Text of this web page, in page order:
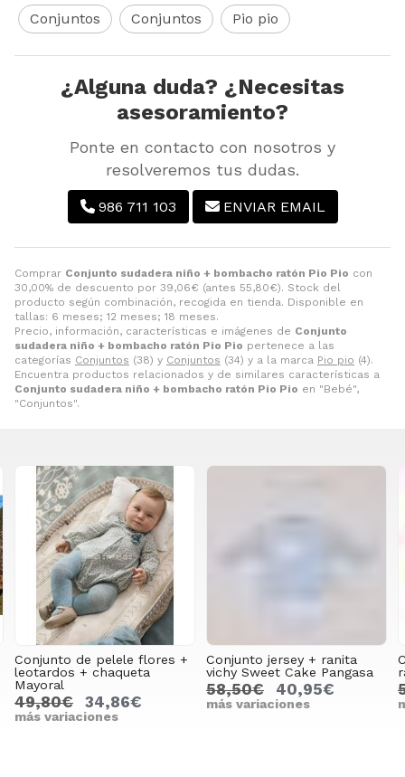
Comprar Conjunto sudadera niño + bombacho ratón Pio Pio con
30,00% de descuento por 39,06€ (antes 55,80€). Stock del
producto según combinación, recogida en tienda. Disponible en
tallas: 6 meses; 12 meses; 18 meses.
Precio, información, características e imágenes de Conjunto
sudadera niño + bombacho ratón Pio Pio pertenece a las
categorías Conjuntos (38) y Conjuntos (34) y a la marca Pio pio (4).
Encuentra productos relacionados y de similares características a
Conjunto sudadera niño + bombacho ratón Pio Pio en "Bebé",
"Conjuntos".
Conjuntos
Conjuntos Pio pio
¿Alguna duda? ¿Necesitas
asesoramiento?
Ponte en contacto con nosotros y
resolveremos tus dudas.
986 711 103 ENVIAR EMAIL
Conjunto de pelele flores +
leotardos + chaqueta
Mayoral
49,80€ 34,86€
más variaciones
Conjunto jersey + ranita
vichy Sweet Cake Pangasa
58,50€ 40,95€
más variaciones